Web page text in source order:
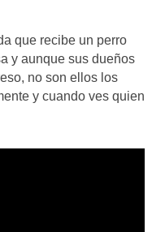
que recibe un perro
y aunque sus dueños
no son ellos los
y cuando ves quien